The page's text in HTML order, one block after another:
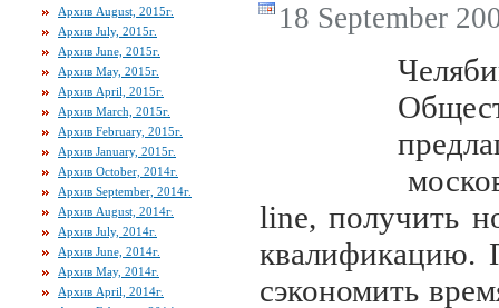
Архив August, 2015г.
Архив July, 2015г.
Архив June, 2015г.
Архив May, 2015г.
Архив April, 2015г.
Архив March, 2015г.
Архив February, 2015г.
Архив January, 2015г.
Архив October, 2014г.
Архив September, 2014г.
Архив August, 2014г.
Архив July, 2014г.
Архив June, 2014г.
Архив May, 2014г.
Архив April, 2014г.
18 September
line, получить
квалификацию.
сэкономить